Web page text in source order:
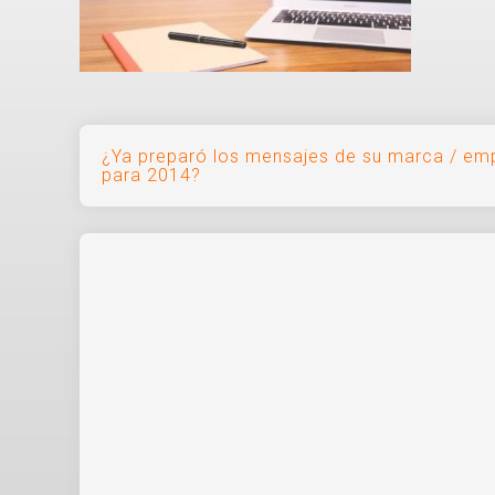
Navegación
de
entradas
¿Ya preparó los mensajes de su marca /
para 2014?